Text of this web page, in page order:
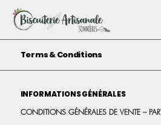
Terms & Conditions
INFORMATIONS GÉNÉRALES
CONDITIONS GÉNÉRALES DE VENTE –